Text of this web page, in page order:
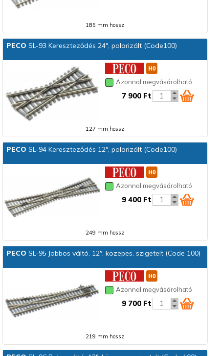
185 mm hossz
PECO SL-93 Kereszteződés 24°, polarizált (Code100)
Azonnal megvásárolható
7 900 Ft
127 mm hossz
PECO SL-94 Kereszteződés 12°, polarizált (Code100)
Azonnal megvásárolható
9 400 Ft
249 mm hossz
PECO SL-95 Jobbos váltó, 12°, közepes, szigetelt (Code 100)
Azonnal megvásárolható
9 700 Ft
219 mm hossz